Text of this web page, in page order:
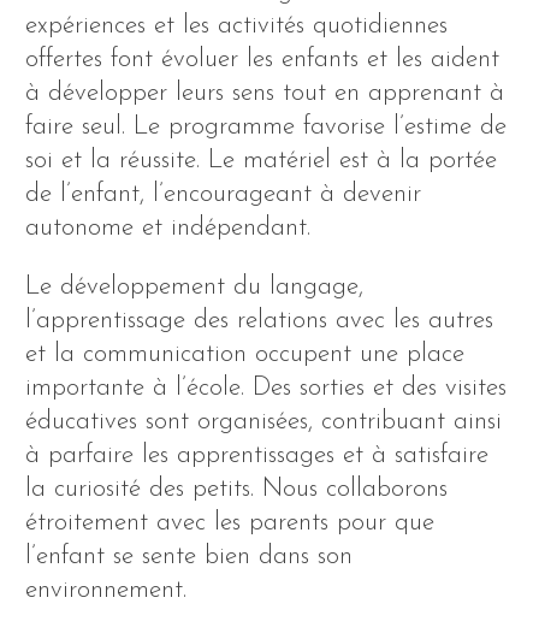
expériences et les activités quotidiennes
offertes font évoluer les enfants et les aident
à développer leurs sens tout en apprenant à
faire seul. Le programme favorise l’estime de
soi et la réussite. Le matériel est à la portée
de l’enfant, l’encourageant à devenir
autonome et indépendant.
Le développement du langage,
l’apprentissage des relations avec les autres
et la communication occupent une place
importante à l’école. Des sorties et des visites
éducatives sont organisées, contribuant ainsi
à parfaire les apprentissages et à satisfaire
la curiosité des petits. Nous collaborons
étroitement avec les parents pour que
l’enfant se sente bien dans son
environnement.